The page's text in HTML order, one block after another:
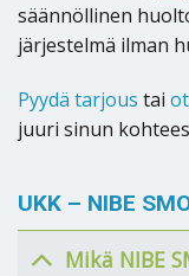
säännöllinen
järjestelmä ilman
Pyydä tarjous tai
juuri sinun
UKK – NIBE
Mikä NIBE